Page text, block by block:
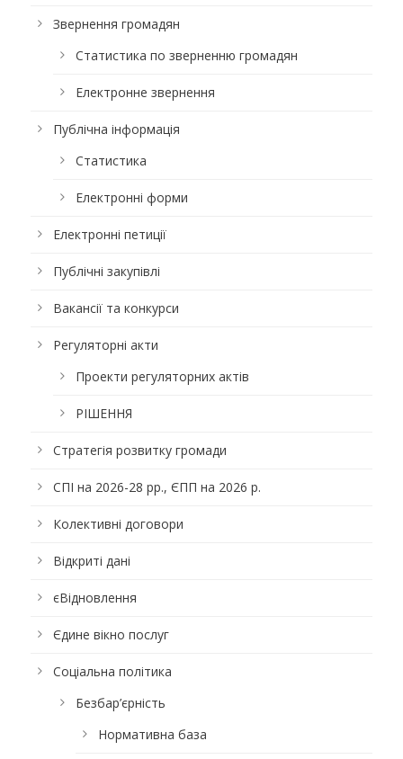
Звернення громадян
Статистика по зверненню громадян
Електронне звернення
Публічна інформація
Статистика
Електронні форми
Електронні петиції
Публічні закупівлі
Вакансії та конкурси
Регуляторні акти
Проекти регуляторних актів
РІШЕННЯ
Стратегія розвитку громади
СПІ на 2026-28 рр., ЄПП на 2026 р.
Колективні договори
Відкриті дані
єВідновлення
Єдине вікно послуг
Соціальна політика
Безбар’єрність
Нормативна база